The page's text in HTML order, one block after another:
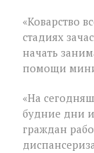
«Коварство
стадиях
начать
помощи
«На
будние дни
граждан